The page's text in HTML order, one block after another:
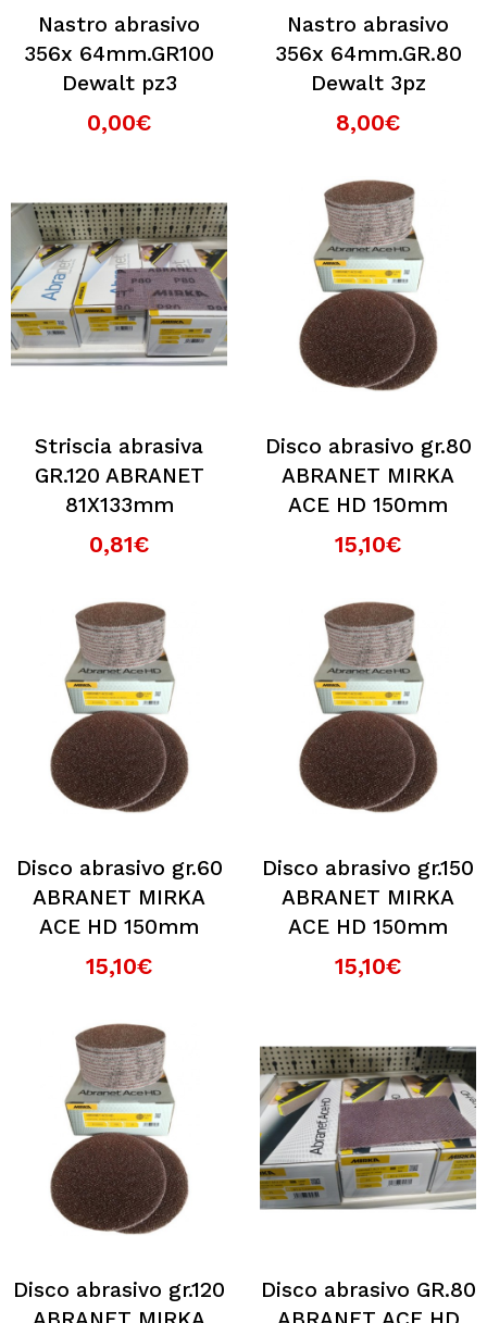
Nastro abrasivo
356x 64mm.GR100
Dewalt pz3
0,00€
Nastro abrasivo
356x 64mm.GR.80
Dewalt 3pz
8,00€
Striscia abrasiva
GR.120 ABRANET
81X133mm
0,81€
Disco abrasivo gr.80
ABRANET MIRKA
ACE HD 150mm
15,10€
Disco abrasivo gr.60
ABRANET MIRKA
ACE HD 150mm
15,10€
Disco abrasivo gr.150
ABRANET MIRKA
ACE HD 150mm
15,10€
Disco abrasivo gr.120
Disco abrasivo GR.80